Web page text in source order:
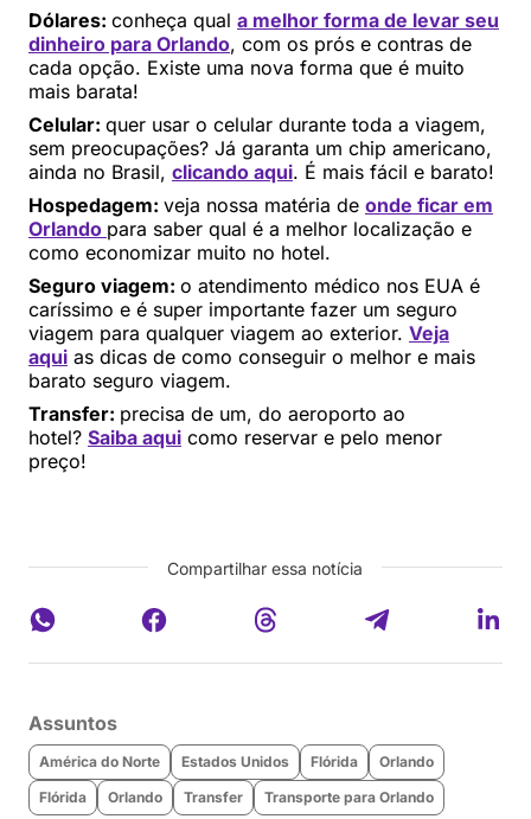
Dólares: conheça qual a melhor forma de levar seu
dinheiro para Orlando, com os prós e contras de
cada opção. Existe uma nova forma que é muito
mais barata!
Celular: quer usar o celular durante toda a viagem,
sem preocupações? Já garanta um chip americano,
ainda no Brasil, clicando aqui. É mais fácil e barato!
Hospedagem: veja nossa matéria de onde ficar em
Orlando para saber qual é a melhor localização e
como economizar muito no hotel.
Seguro viagem: o atendimento médico nos EUA é
caríssimo e é super importante fazer um seguro
viagem para qualquer viagem ao exterior. Veja
aqui as dicas de como conseguir o melhor e mais
barato seguro viagem.
Transfer: precisa de um, do aeroporto ao
hotel? Saiba aqui como reservar e pelo menor
preço!
Compartilhar essa notícia
Assuntos
América do Norte Estados Unidos Flórida
Orlando
Flórida
Orlando Transfer Transporte para Orlando